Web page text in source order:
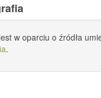
w oparciu o źródła
.